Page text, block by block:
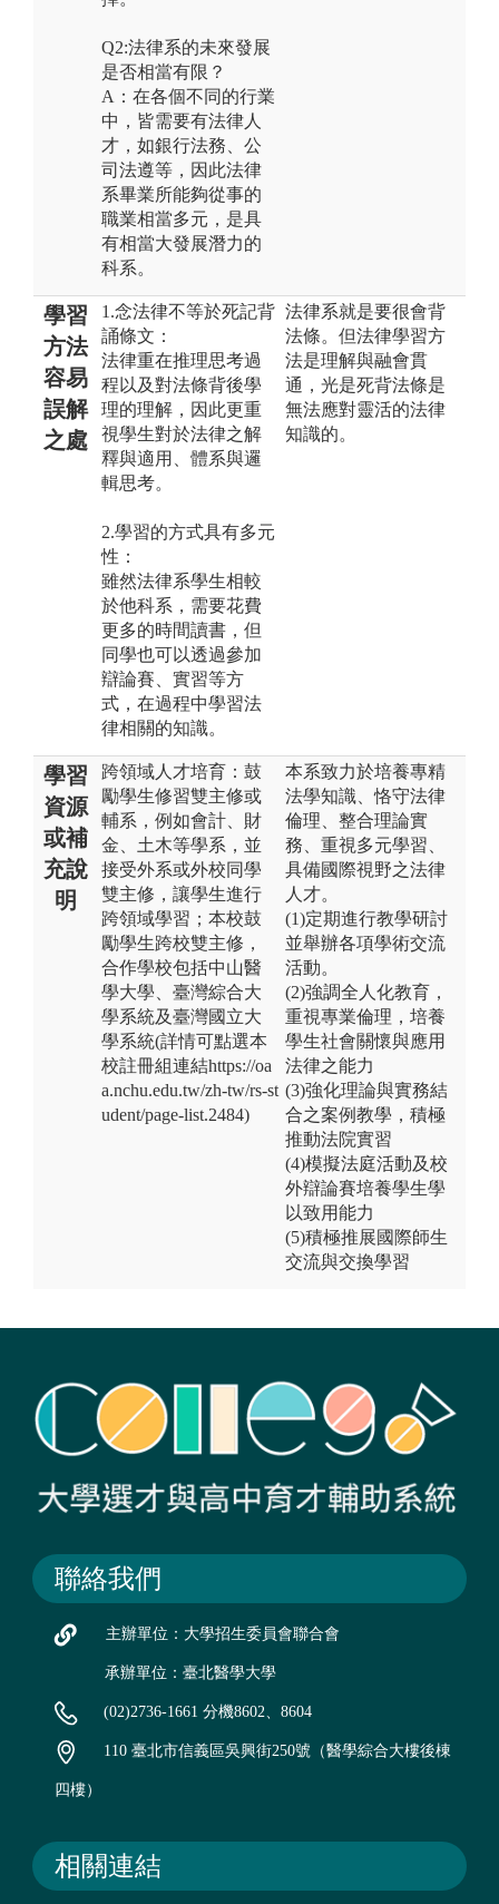
Q2:法律系的未來發展
是否相當有限？
A：在各個不同的行業
中，皆需要有法律人
才，如銀行法務、公
司法遵等，因此法律
系畢業所能夠從事的
職業相當多元，是具
有相當大發展潛力的
科系。
學習
方法
容易
誤解
之處
1.念法律不等於死記背
誦條文：
法律重在推理思考過
程以及對法條背後學
理的理解，因此更重
視學生對於法律之解
釋與適用、體系與邏
輯思考。
2.學習的方式具有多元
性：
雖然法律系學生相較
於他科系，需要花費
更多的時間讀書，但
同學也可以透過參加
辯論賽、實習等方
式，在過程中學習法
律相關的知識。
法律系就是要很會背
法條。但法律學習方
法是理解與融會貫
通，光是死背法條是
無法應對靈活的法律
知識的。
學習
資源
或補
充說
明
跨領域人才培育：鼓
勵學生修習雙主修或
輔系，例如會計、財
金、土木等學系，並
接受外系或外校同學
雙主修，讓學生進行
跨領域學習；本校鼓
勵學生跨校雙主修，
合作學校包括中山醫
學大學、臺灣綜合大
學系統及臺灣國立大
學系統(詳情可點選本
校註冊組連結https://oa
a.nchu.edu.tw/zh-tw/rs-st
udent/page-list.2484)
本系致力於培養專精
法學知識、恪守法律
倫理、整合理論實
務、重視多元學習、
具備國際視野之法律
人才。
(1)定期進行教學研討
並舉辦各項學術交流
活動。
(2)強調全人化教育，
重視專業倫理，培養
學生社會關懷與應用
法律之能力
(3)強化理論與實務結
合之案例教學，積極
推動法院實習
(4)模擬法庭活動及校
外辯論賽培養學生學
以致用能力
(5)積極推展國際師生
交流與交換學習
聯絡我們
主辦單位：大學招生委員會聯合會
承辦單位：臺北醫學大學
(02)2736-1661 分機8602、8604
110 臺北市信義區吳興街250號（醫學綜合大樓後棟
四樓）
相關連結